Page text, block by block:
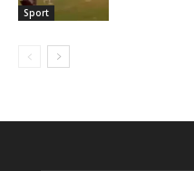
Sport